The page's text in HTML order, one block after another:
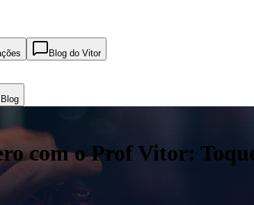
Blog do Vitor
Blog
com o Prof Vitor: